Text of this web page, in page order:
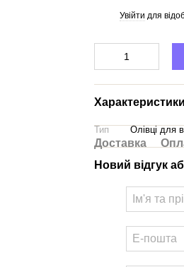
Увійти для
Характеристики
Тип Олівці для
Доставка
Новий відгук